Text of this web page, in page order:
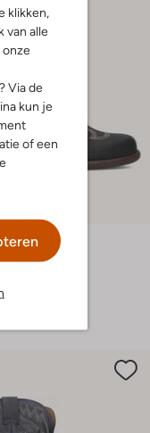
klikken,
van alle
onze
Via de
kun je
of een